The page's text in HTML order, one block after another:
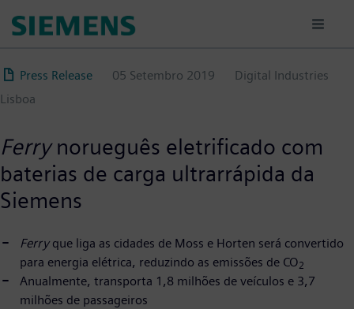
para
conteúdo
principal
Press Release 05 Setembro 2019
Digital Industries
Lisboa
Ferrynorueguês eletrificado com
baterias de carga ultrarrápida da
Siemens
Ferryque liga as cidades de Moss e Horten será convertido
para energia elétrica, reduzindo as emissões de CO2
Anualmente, transporta 1,8 milhões de veículos e 3,7
milhões de passageiros